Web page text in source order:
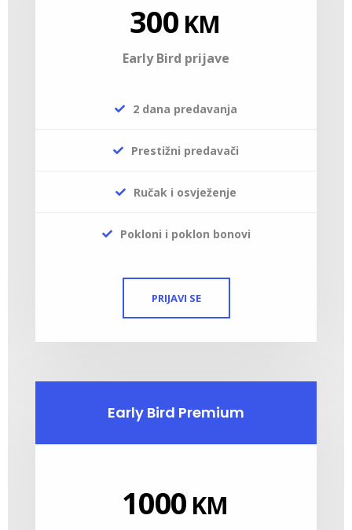
300 KM
Early Bird prijave
2 dana predavanja
Prestižni predavači
Ručak i osvježenje
Pokloni i poklon bonovi
PRIJAVI SE
Early Bird Premium
1000 KM